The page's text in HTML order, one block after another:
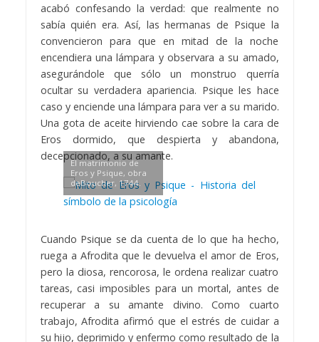
acabó confesando la verdad: que realmente no
sabía quién era. Así, las hermanas de Psique la
convencieron para que en mitad de la noche
encendiera una lámpara y observara a su amado,
asegurándole que sólo un monstruo querría
ocultar su verdadera apariencia. Psique les hace
caso y enciende una lámpara para ver a su marido.
Una gota de aceite hirviendo cae sobre la cara de
Eros dormido, que despierta y abandona,
decepcionado, a su amante.
El matrimonio de
Eros y Psique, obra
deBoucher, 1744.
Cuando Psique se da cuenta de lo que ha hecho,
ruega a Afrodita que le devuelva el amor de Eros,
pero la diosa, rencorosa, le ordena realizar cuatro
tareas, casi imposibles para un mortal, antes de
recuperar a su amante divino. Como cuarto
trabajo, Afrodita afirmó que el estrés de cuidar a
su hijo, deprimido y enfermo como resultado de la